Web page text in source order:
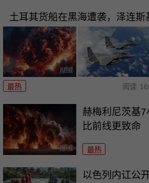
土耳其货船在黑海遭袭，泽连斯
最热 阅读
赫梅利尼茨基
比前线更致命
最热
以色列内讧公